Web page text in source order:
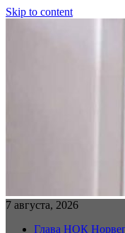
Skip to content
7 августа, 2026
Глава НОК